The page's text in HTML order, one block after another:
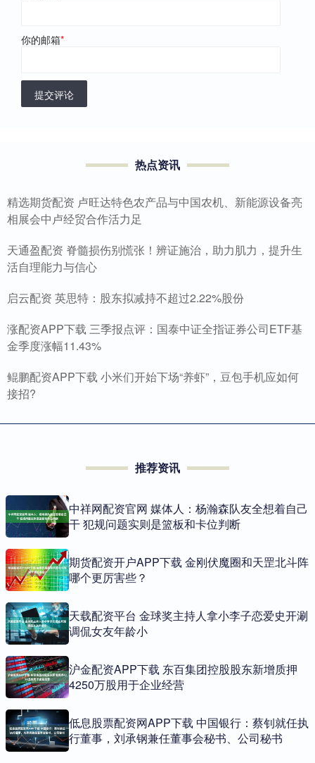
你的邮箱*
提交评论
热点资讯
精选期货配资 卢旺达特色农产品与中国农机、新能源设备亮
相展会中卢经贸合作活力足
天通盈配资 脊髓损伤别慌张！辨证施治，助力肌力，提升生
活自理能力与信心
启云配资 英思特：股东拟减持不超过2.22%股份
涨配资APP下载 三季报点评：国泰中证全指证券公司ETF基
金季度涨幅11.43%
鲲鹏配资APP下载 小米们开始下场“养虾”，豆包手机应如何
接招?
推荐资讯
中祥网配资官网 媒体人：杨瀚森队友全想着自己
干 犯规问题实则是篮板和卡位判断
期货配资开户APP下载 金刚伏魔圈和天罡北斗阵
哪个更厉害些？
天载配资平台 金球奖主持人拿小李子恋爱史开涮
调侃女友年龄小
沪金配资APP下载 东百集团控股股东新增质押
4250万股用于企业经营
低息股票配资网APP下载 中国银行：蔡钊就任执
行董事，刘承钢兼任董事会秘书、公司秘书